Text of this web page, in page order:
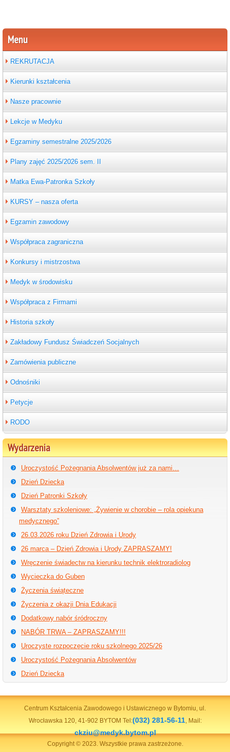
Menu
REKRUTACJA
Kierunki kształcenia
Nasze pracownie
Lekcje w Medyku
Egzaminy semestralne 2025/2026
Plany zajęć 2025/2026 sem. II
Matka Ewa-Patronka Szkoły
KURSY – nasza oferta
Egzamin zawodowy
Współpraca zagraniczna
Konkursy i mistrzostwa
Medyk w środowisku
Współpraca z Firmami
Historia szkoły
Zakładowy Fundusz Świadczeń Socjalnych
Zamówienia publiczne
Odnośniki
Petycje
RODO
Wydarzenia
Uroczystość Pożegnania Absolwentów już za nami…
Dzień Dziecka
Dzień Patronki Szkoły
Warsztaty szkoleniowe: „Żywienie w chorobie – rola opiekuna
medycznego”
26.03.2026 roku Dzień Zdrowia i Urody
26 marca – Dzień Zdrowia i Urody ZAPRASZAMY!
Wręczenie świadectw na kierunku technik elektroradiolog
Wycieczka do Guben
Życzenia świąteczne
Życzenia z okazji Dnia Edukacji
Dodatkowy nabór śródroczny
NABÓR TRWA – ZAPRASZAMY!!!
Uroczyste rozpoczęcie roku szkolnego 2025/26
Uroczystość Pożegnania Absolwentów
Dzień Dziecka
Centrum Kształcenia Zawodowego i Ustawicznego w Bytomiu, ul.
Wrocławska 120, 41-902 BYTOM Tel:(032) 281-56-11, Mail:
ckziu@medyk.bytom.pl
Copyright © 2023. Wszystkie prawa zastrzeżone.